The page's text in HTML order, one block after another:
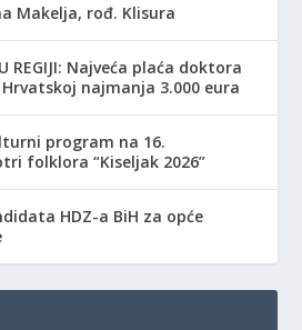
Makelja, rođ. Klisura
U REGIJI: Najveća plaća doktora
Hrvatskoj najmanja 3.000 eura
program na 16.
folklora “Kiseljak 2026”
HDZ-a BiH za opće